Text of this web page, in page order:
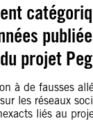
projet
à de fausses
les réseaux
liés au